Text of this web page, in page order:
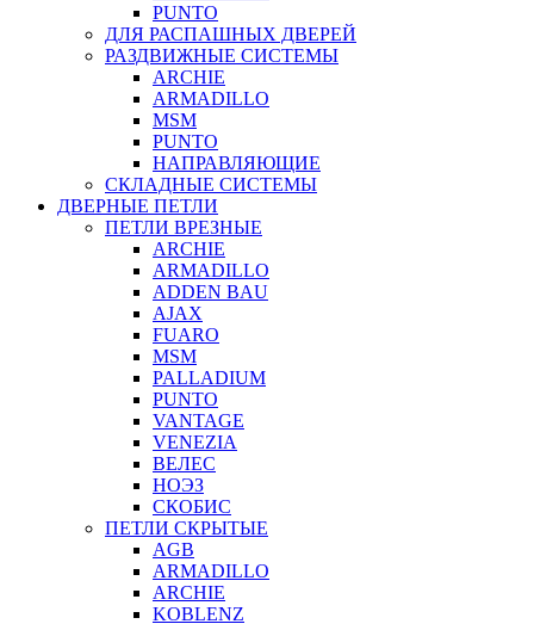
PUNTO
ДЛЯ РАСПАШНЫХ ДВЕРЕЙ
РАЗДВИЖНЫЕ СИСТЕМЫ
ARCHIE
ARMADILLO
MSM
PUNTO
НАПРАВЛЯЮЩИЕ
СКЛАДНЫЕ СИСТЕМЫ
ДВЕРНЫЕ ПЕТЛИ
ПЕТЛИ ВРЕЗНЫЕ
ARCHIE
ARMADILLO
ADDEN BAU
AJAX
FUARO
MSM
PALLADIUM
PUNTO
VANTAGE
VENEZIA
ВЕЛЕС
НОЭЗ
СКОБИС
ПЕТЛИ СКРЫТЫЕ
AGB
ARMADILLO
ARCHIE
KOBLENZ